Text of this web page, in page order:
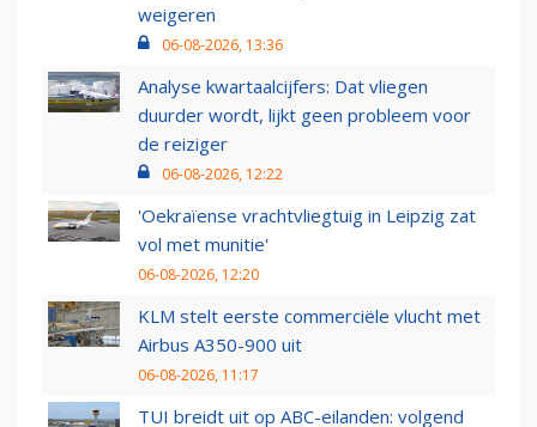
weigeren
06-08-2026, 13:36
Analyse kwartaalcijfers: Dat vliegen
duurder wordt, lijkt geen probleem voor
de reiziger
06-08-2026, 12:22
'Oekraïense vrachtvliegtuig in Leipzig zat
vol met munitie'
06-08-2026, 12:20
KLM stelt eerste commerciële vlucht met
Airbus A350-900 uit
06-08-2026, 11:17
TUI breidt uit op ABC-eilanden: volgend